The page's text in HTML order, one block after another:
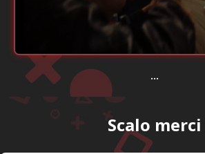
...
Scalo merci